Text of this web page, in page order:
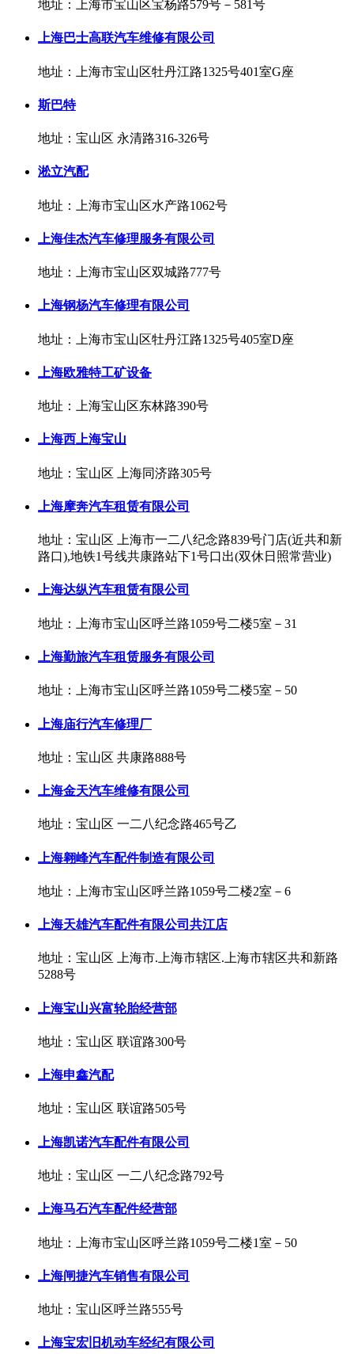
地址：上海市宝山区宝杨路579号－581号
上海巴士高联汽车维修有限公司
地址：上海市宝山区牡丹江路1325号401室G座
斯巴特
地址：宝山区 永清路316-326号
淞立汽配
地址：上海市宝山区水产路1062号
上海佳杰汽车修理服务有限公司
地址：上海市宝山区双城路777号
上海钢杨汽车修理有限公司
地址：上海市宝山区牡丹江路1325号405室D座
上海欧雅特工矿设备
地址：上海宝山区东林路390号
上海西上海宝山
地址：宝山区 上海同济路305号
上海摩奔汽车租赁有限公司
地址：宝山区 上海市一二八纪念路839号门店(近共和新
路口),地铁1号线共康路站下1号口出(双休日照常营业)
上海达纵汽车租赁有限公司
地址：上海市宝山区呼兰路1059号二楼5室－31
上海勤旅汽车租赁服务有限公司
地址：上海市宝山区呼兰路1059号二楼5室－50
上海庙行汽车修理厂
地址：宝山区 共康路888号
上海金天汽车维修有限公司
地址：宝山区 一二八纪念路465号乙
上海翱峰汽车配件制造有限公司
地址：上海市宝山区呼兰路1059号二楼2室－6
上海天雄汽车配件有限公司共江店
地址：宝山区 上海市.上海市辖区.上海市辖区共和新路
5288号
上海宝山兴富轮胎经营部
地址：宝山区 联谊路300号
上海申鑫汽配
地址：宝山区 联谊路505号
上海凯诺汽车配件有限公司
地址：宝山区 一二八纪念路792号
上海马石汽车配件经营部
地址：上海市宝山区呼兰路1059号二楼1室－50
上海闸捷汽车销售有限公司
地址：宝山区呼兰路555号
上海宝宏旧机动车经纪有限公司